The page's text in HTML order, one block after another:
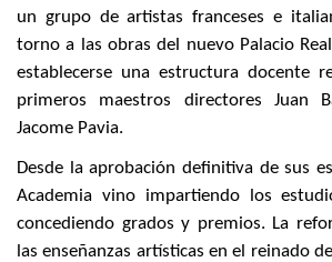
un grupo de artistas franceses e
torno a las obras del nuevo Palacio
establecerse una estructura docente
primeros maestros directores Juan
Jacome Pavia.
Desde la aprobación definitiva de sus
Academia vino impartiendo los
concediendo grados y premios. La
las enseñanzas artísticas en el reinado